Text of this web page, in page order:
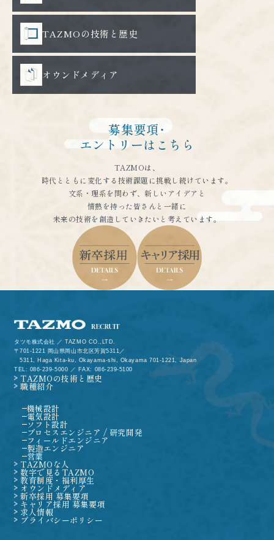
TAZMOの技術と歴史
オウンドメディア
募集要項･
エントリーはこちら
TAZMOは、
時代とともに変化する技術課題に挑戦し続けています。
文系・理系を問わず、新しいアイデアと
情熱を持った皆さんと一緒に
未来の技術を創造していきたいと考えています。
タツモ株式会社 ／ TAZMO CO.,LTD.
701-1221 岡山県岡山市北区芳賀5311／
5311, Haga Kita-ku, Okayama-shi, Okayama 701-1221, Japan
TEL: 086-239-5000 ／ FAX: 086-239-5100
TAZMOの技術と歴史
職種紹介
機械設計
電気設計
ソフト設計
プロセスエンジニア / 研究開発
フィールドエンジニア
製造エンジニア
営業
TAZMOな人
数字で見るTAZMO
教育制度・福利厚生
オウンドメディア
新卒採用 募集要項
キャリア採用 募集要項
求人情報
プライバシーポリシー